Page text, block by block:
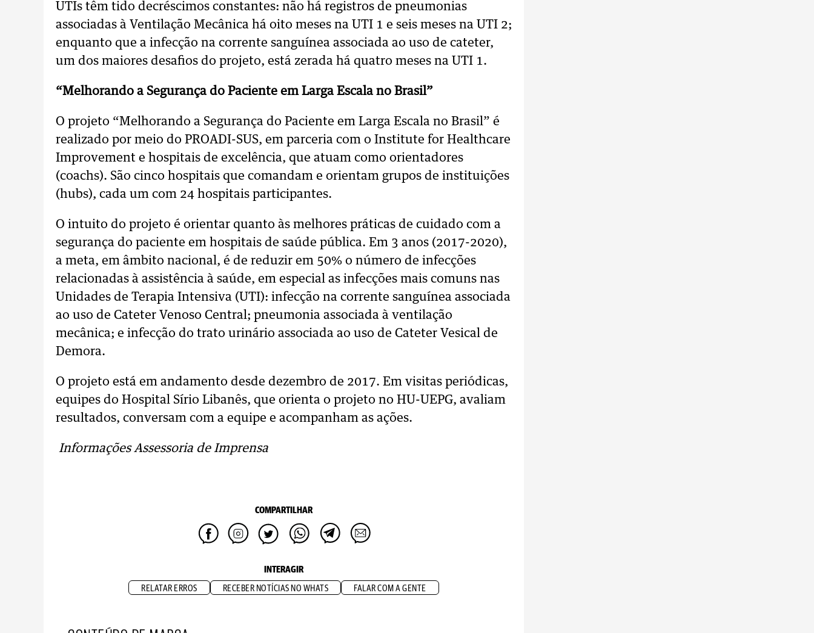
UTIs têm tido decréscimos constantes: não há registros de pneumonias
associadas à Ventilação Mecânica há oito meses na UTI 1 e seis meses na UTI 2;
enquanto que a infecção na corrente sanguínea associada ao uso de cateter,
um dos maiores desafios do projeto, está zerada há quatro meses na UTI 1.
“Melhorando a Segurança do Paciente em Larga Escala no Brasil”
O projeto “Melhorando a Segurança do Paciente em Larga Escala no Brasil” é
realizado por meio do PROADI-SUS, em parceria com o Institute for Healthcare
Improvement e hospitais de excelência, que atuam como orientadores
(coachs). São cinco hospitais que comandam e orientam grupos de instituições
(hubs), cada um com 24 hospitais participantes.
O intuito do projeto é orientar quanto às melhores práticas de cuidado com a
segurança do paciente em hospitais de saúde pública. Em 3 anos (2017-2020),
a meta, em âmbito nacional, é de reduzir em 50% o número de infecções
relacionadas à assistência à saúde, em especial as infecções mais comuns nas
Unidades de Terapia Intensiva (UTI): infecção na corrente sanguínea associada
ao uso de Cateter Venoso Central; pneumonia associada à ventilação
mecânica; e infecção do trato urinário associada ao uso de Cateter Vesical de
Demora.
O projeto está em andamento desde dezembro de 2017. Em visitas periódicas,
equipes do Hospital Sírio Libanês, que orienta o projeto no HU-UEPG, avaliam
resultados, conversam com a equipe e acompanham as ações.
Informações Assessoria de Imprensa
COMPARTILHAR
INTERAGIR
RELATAR ERROS RECEBER NOTÍCIAS NO WHATS FALAR COM A GENTE